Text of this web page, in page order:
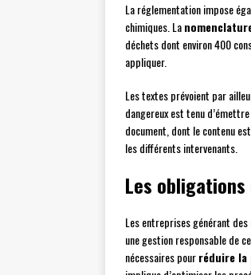
La réglementation impose
chimiques. La
déchets dont environ 400
appliquer.
Les textes prévoient par
dangereux est tenu
document, dont le contenu
les différents intervenants.
Les
Les entreprises générant
une gestion responsable de
nécessaires pourréduire